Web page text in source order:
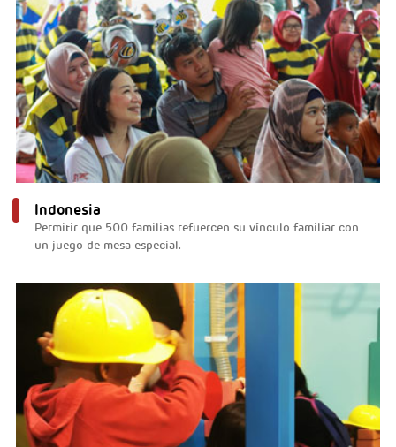
Indonesia
Permitir que 500 familias refuercen su vínculo familiar con
un juego de mesa especial.